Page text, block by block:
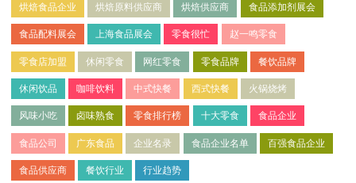
烘焙食品企业 烘焙原料供应商 烘焙供应商 食品添加剂展会
食品配料展会 上海食品展会 零食很忙 赵一鸣零食
零食店加盟 休闲零食 网红零食 零食品牌 餐饮品牌
休闲饮品 咖啡饮料 中式快餐 西式快餐 火锅烧烤
风味小吃 卤味熟食 零食排行榜 十大零食 食品企业
食品公司 广东食品 企业名录 食品企业名单 百强食品企业
食品供应商 餐饮行业 行业趋势